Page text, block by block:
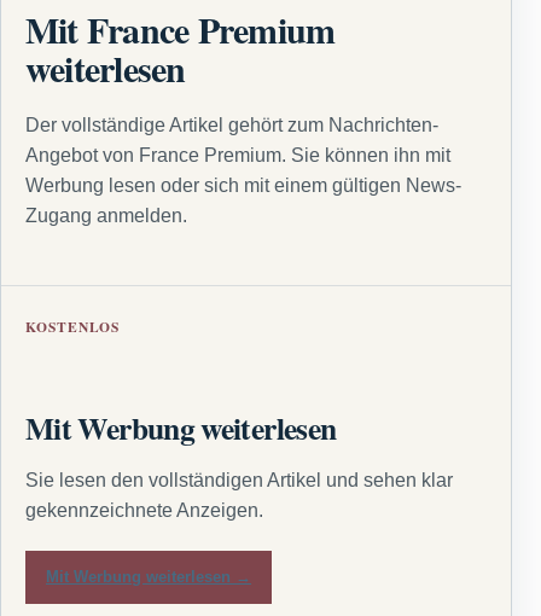
Mit France Premium
weiterlesen
Der vollständige Artikel gehört zum Nachrichten-
Angebot von France Premium. Sie können ihn mit
Werbung lesen oder sich mit einem gültigen News-
Zugang anmelden.
KOSTENLOS
Mit Werbung weiterlesen
Sie lesen den vollständigen Artikel und sehen klar
gekennzeichnete Anzeigen.
Mit Werbung weiterlesen →